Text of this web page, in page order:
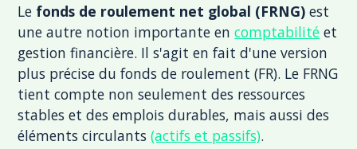
Le fonds de roulement net global (FRNG) est
une autre notion importante encomptabilité et
gestion financière. Il s'agit en fait d'une version
plus précise du fonds de roulement (FR). Le FRNG
tient compte non seulement des ressources
stables et des emplois durables, mais aussi des
éléments circulants(actifs et passifs).